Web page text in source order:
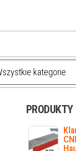
PRODUKTY